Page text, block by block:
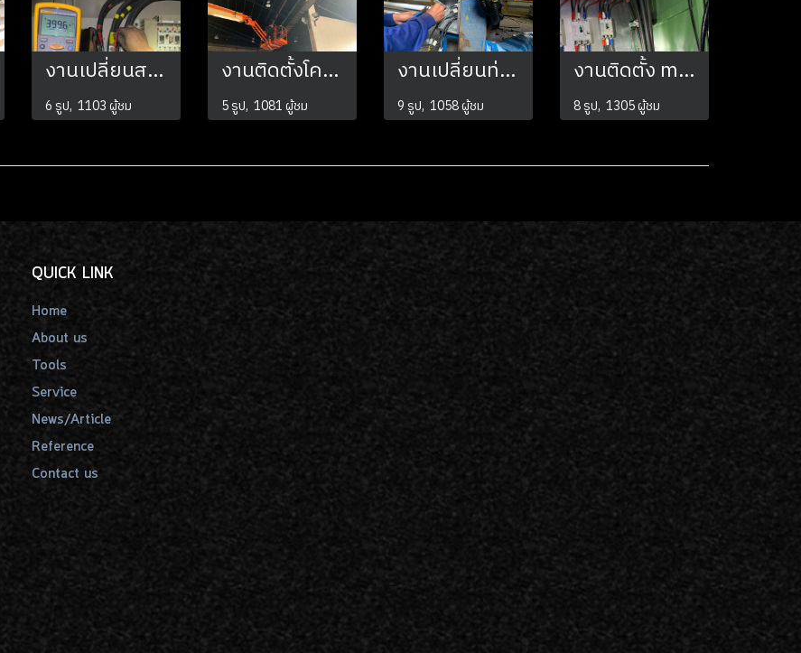
งานเปลี่ยนสายไฟเครื่องจักร 600 A
6 รูป, 1103 ผู้ชม
งานติดตั้งโคมไฮเบย์ ระบบแสงสว่าง
5 รูป, 1081 ผู้ชม
งานเปลี่ยนท่อร้อยสายไฟควบคุมเครื่องจักร พร้อมการแก้ไขปรับปรุงการทำงาน
9 รูป, 1058 ผู้ชม
งานติดตั้ง main power ให้กับเครื่องจักร
8 รูป, 1305 ผู้ชม
QUICK LINK
Home
About us
Tools
Service
News/Article
Reference
Contact us